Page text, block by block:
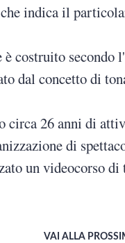
indica il
costruito
dal concetto di
26 anni di
di
un videocorso
VAI ALLA